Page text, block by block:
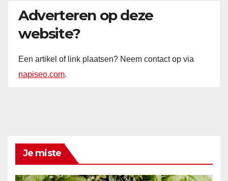
Adverteren op deze
website?
Een artikel of link plaatsen? Neem contact op via
napiseo.com.
Je miste